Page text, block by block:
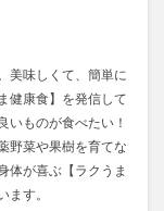
美味しくて、簡単に
健康食】を発信して
いものが食べたい！
野菜や果樹を育てな
体が喜ぶ【ラクうま
す。